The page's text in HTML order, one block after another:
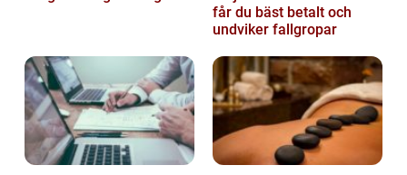
får du bäst betalt och
undviker fallgropar